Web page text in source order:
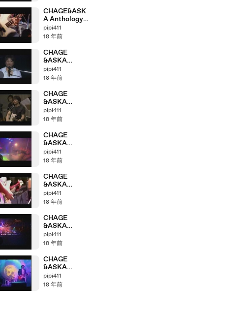
CHAGE&ASK
A Anthology
「2003＞2004」
part8_4
pipi411
18 年前
CHAGE
&ASKA
Anthology
「2002＞2003」
pipi411
18 年前
CHAGE
&ASKA
Anthology
「2002＞2003」
pipi411
18 年前
CHAGE
&ASKA
Anthology
「2001＞2002」
pipi411
18 年前
CHAGE
&ASKA
Anthology
「2000＞2001」
pipi411
18 年前
CHAGE
&ASKA
Anthology
「2000＞2001」
pipi411
18 年前
CHAGE
&ASKA
Anthology
「2000＞2001」
pipi411
18 年前